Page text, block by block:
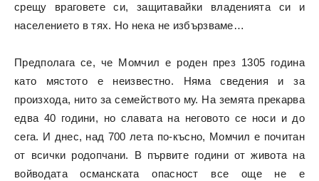
срещу враговете си, защитавайки владенията си и
населението в тях. Но нека не избързваме…
Предполага се, че Момчил е роден през 1305 година
като мястото е неизвестно. Няма сведения и за
произхода, нито за семейството му. На земята прекарва
едва 40 години, но славата на неговото се носи и до
сега. И днес, над 700 лета по-късно, Момчил е почитан
от всички родопчани. В първите години от живота на
войводата османската опасност все още не е